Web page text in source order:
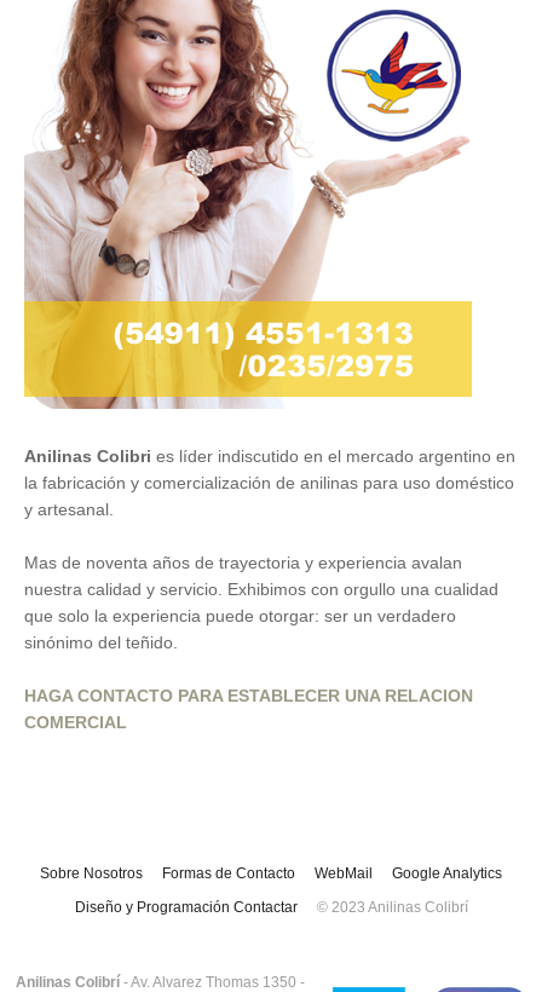
Anilinas Colibri es líder indiscutido en el mercado argentino en
la fabricación y comercialización de anilinas para uso doméstico
y artesanal.
Mas de noventa años de trayectoria y experiencia avalan
nuestra calidad y servicio. Exhibimos con orgullo una cualidad
que solo la experiencia puede otorgar: ser un verdadero
sinónimo del teñido.
HAGA CONTACTO PARA ESTABLECER UNA RELACION
COMERCIAL
Sobre Nosotros Formas de Contacto WebMail
Google Analytics
Diseño y Programación Contactar
© 2023 Anilinas Colibrí
Anilinas Colibrí - Av. Alvarez Thomas 1350 -